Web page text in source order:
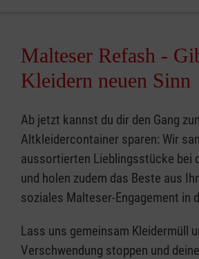
Malteser Refash -
Kleidern neuen Sinn
Ab jetzt kannst du dir den Gang
Altkleidercontainer sparen: Wir
aussortierten Lieblingsstücke bei
und holen zudem das Beste aus
soziales Malteser-Engagement in
Lass uns gemeinsam Kleidermüll
Verschwendung stoppen und